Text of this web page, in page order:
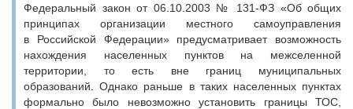
Федеральный закон от 06.10.2003 № 131-ФЗ «Об общих
принципах организации местного самоуправления
в Российской Федерации» предусматривает возможность
нахождения населенных пунктов на межселенной
территории, то есть вне границ муниципальных
образований. Однако раньше в таких населенных пунктах
формально было невозможно установить границы ТОС,